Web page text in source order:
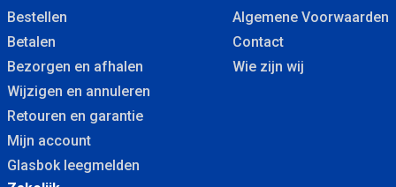
Bestellen
Betalen
Bezorgen en afhalen
Wijzigen en annuleren
Retouren en garantie
Mijn account
Glasbok leegmelden
Algemene Voorwaarden
Contact
Wie zijn wij